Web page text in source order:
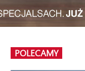
POLECAMY